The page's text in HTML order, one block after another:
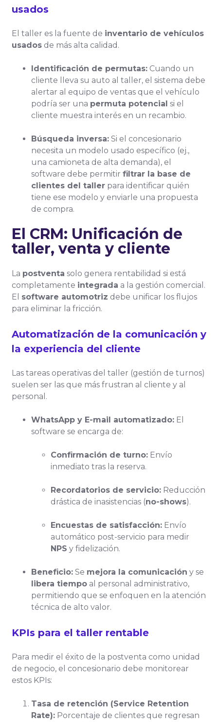
usados
El taller es la fuente de inventario de vehículos
usados de más alta calidad.
Identificación de permutas: Cuando un
cliente lleva su auto al taller, el sistema debe
alertar al equipo de ventas que el vehículo
podría ser una permuta potencial si el
cliente muestra interés en un recambio.
Búsqueda inversa: Si el concesionario
necesita un modelo usado específico (ej.,
una camioneta de alta demanda), el
software debe permitir filtrar la base de
clientes del taller para identificar quién
tiene ese modelo y enviarle una propuesta
de compra.
El CRM: Unificación de
taller, venta y cliente
La postventa solo genera rentabilidad si está
completamente integrada a la gestión comercial.
El software automotriz debe unificar los flujos
para eliminar la fricción.
Automatización de la comunicación y
la experiencia del cliente
Las tareas operativas del taller (gestión de turnos)
suelen ser las que más frustran al cliente y al
personal.
WhatsApp y E-mail automatizado: El
software se encarga de:
Confirmación de turno: Envío
inmediato tras la reserva.
Recordatorios de servicio: Reducción
drástica de inasistencias (no-shows).
Encuestas de satisfacción: Envío
automático post-servicio para medir
NPS y fidelización.
Beneficio: Se mejora la comunicación y se
libera tiempo al personal administrativo,
permitiendo que se enfoquen en la atención
técnica de alto valor.
KPIs para el taller rentable
Para medir el éxito de la postventa como unidad
de negocio, el concesionario debe monitorear
estos KPIs:
Tasa de retención (Service Retention
Rate): Porcentaje de clientes que regresan